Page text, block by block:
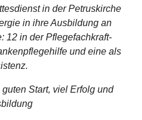
in der Petruskirche
in ihre Ausbildung an
12 in der Pflegefachkraft-
und eine als
Start, viel Erfolg und